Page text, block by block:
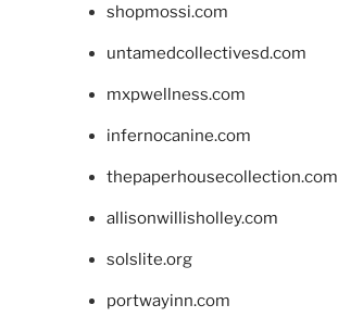
shopmossi.com
untamedcollectivesd.com
mxpwellness.com
infernocanine.com
thepaperhousecollection.com
allisonwillisholley.com
solslite.org
portwayinn.com